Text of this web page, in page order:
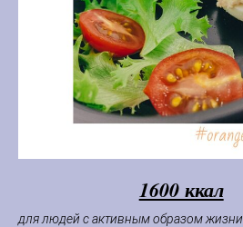
1600 ккал
для людей с активным образом жизни.